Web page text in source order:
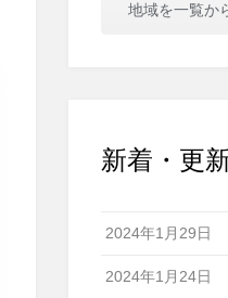
地域を一覧か
新着・更
2024年1月29日
2024年1月24日